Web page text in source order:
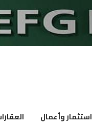
استثمار وأعمال